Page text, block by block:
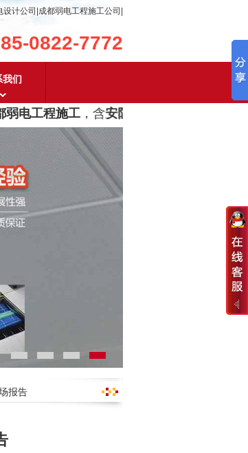
计公司|成都弱电工程施工公司|
0822-7772
我们
电工程施工，含安防监控，系统集成，综合
报告